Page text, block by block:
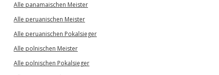
Alle panamaischen Meister
Alle peruanischen Meister
Alle peruanischen Pokalsieger
Alle polnischen Meister
Alle polnischen Pokalsieger